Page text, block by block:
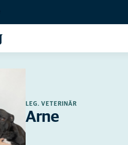
LEG. VETERINÄR
Arne